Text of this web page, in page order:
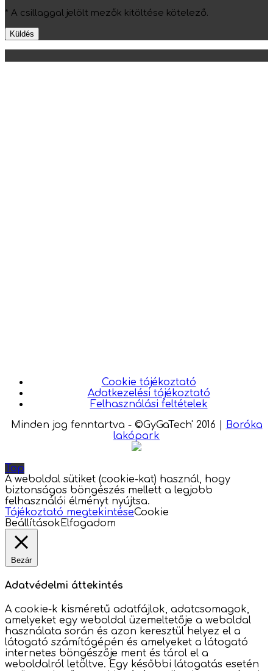
* A csillaggal jelölt mezők kitöltése kötelező.
Cookie tájékoztató
Adatkezelési tájékoztató
Felhasználási feltételek
Minden jog fenntartva - ©GyGaTech' 2016
Boróka
lakópark
Top
A weboldal sütiket (cookie-kat) használ, hogy
biztonságos böngészés mellett a legjobb
felhasználói élményt nyújtsa.
Tájékoztató megtekintéseCookie
Beállítások Elfogadom
Bezár
Adatvédelmi áttekintés
A cookie-k kisméretű adatfájlok, adatcsomagok,
amelyeket egy weboldal üzemeltetője a weboldal
használata során és azon keresztül helyez el a
látogató számítógépén és amelyeket a látogató
internetes böngészője ment és tárol el a
weboldalról letöltve. Egy későbbi látogatás esetén